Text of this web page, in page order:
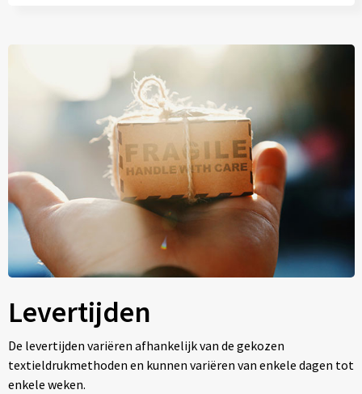
Levertijden
De levertijden variëren afhankelijk van de gekozen
textieldrukmethoden en kunnen variëren van enkele dagen tot
enkele weken.